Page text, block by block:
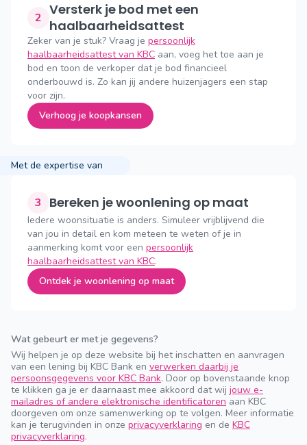
2 Versterk je bod met een
haalbaarheidsattest
Zeker van je stuk? Vraag je persoonlijk
haalbaarheidsattest van KBC aan, voeg het toe aan je
bod en toon de verkoper dat je bod financieel
onderbouwd is. Zo kan jij andere huizenjagers een stap
voor zijn.
Verhoog je koopkansen
Met de expertise van
3 Bereken je woonlening op maat
Iedere woonsituatie is anders. Simuleer vrijblijvend die
van jou in detail en kom meteen te weten of je in
aanmerking komt voor een persoonlijk
haalbaarheidsattest van KBC.
Ontdek je woonlening op maat
Wat gebeurt er met je gegevens?
Wij helpen je op deze website bij het inschatten en aanvragen
van een lening bij KBC Bank en verwerken daarbij je
persoonsgegevens voor KBC Bank. Door op bovenstaande knop
te klikken ga je er daarnaast mee akkoord dat wij jouw e-
mailadres of andere elektronische identificatoren aan KBC
doorgeven om onze samenwerking op te volgen. Meer informatie
kan je terugvinden in onze privacyverklaring en de KBC
privacyverklaring.